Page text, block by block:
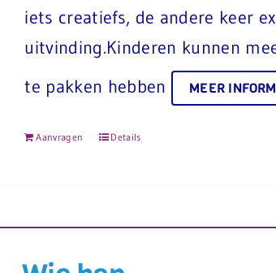
iets creatiefs, de andere keer
uitvinding.Kinderen kunnen
te pakken hebben
MEER
Aanvragen Details